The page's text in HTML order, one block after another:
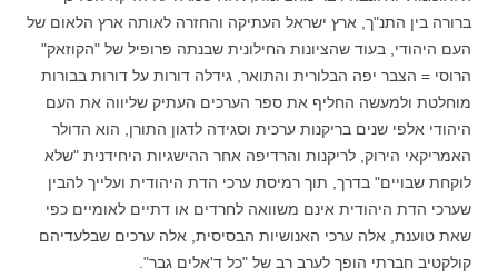
ברורה בין התנ"ך, ארץ ישראל העתיקה והחזרה לאותה ארץ הלאום של
העם היהודי, בעוד שהציונות החילונית שבנתה פרופיל של "הקוזאק"
הרוסי = הצבר יפה הבלורית והתואר, גידלה דורות על דורות בבורות
מוחלטת ולמעשה החליף את ספר הערכים העתיק שליווה את העם
היהודי אלפי שנים בריקנות ערכית וסגידה לדגון התורן, הוא הדולר
האמריקאי הירוק, לריקנות והרדיפה אחר ההישגיות היחידנית "שלא
לוקחת שבויים" בדרך, תוך רמיסת ערכי הדת היהודית ועלייך להבין
שערכי הדת היהודית אינם משוואה לחרדים או דתיים לאומיים כפי
שאת טוענת, אלה ערכי האנושיות הבסיסית, אלה ערכים שבלעדיהם
קולקטיב חברתי הופך לערב רב של "כל ד'אלים גבר".